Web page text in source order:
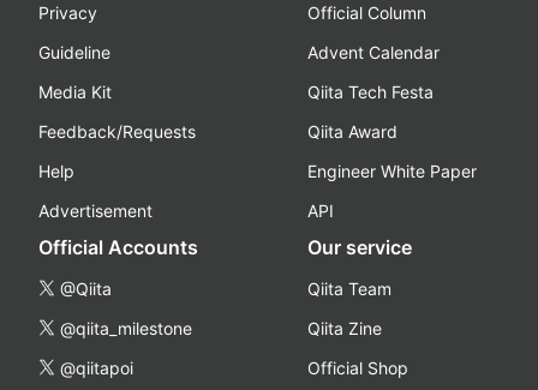
Privacy
Guideline
Media Kit
Feedback/Requests
Help
Advertisement
Official Column
Advent Calendar
Qiita Tech Festa
Qiita Award
Engineer White Paper
API
Official Accounts
@Qiita
@qiita_milestone
@qiitapoi
Our service
Qiita Team
Qiita Zine
Official Shop